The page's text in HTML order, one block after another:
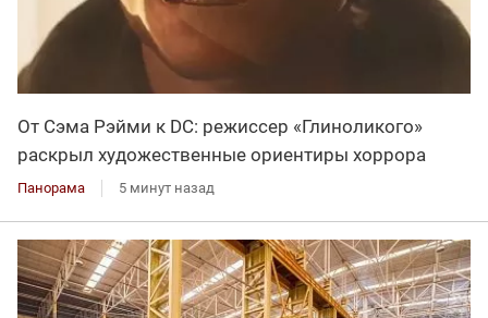
От Сэма Рэйми к DC: режиссер «Глиноликого»
раскрыл художественные ориентиры хоррора
Панорама 5 минут назад